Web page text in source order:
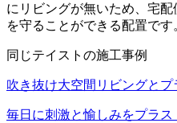
にリビングが無いため、宅
を守ることができる配置です
同じテイストの施工事例
吹き抜け大空間リビングと
毎日に刺激と愉しみをプラ